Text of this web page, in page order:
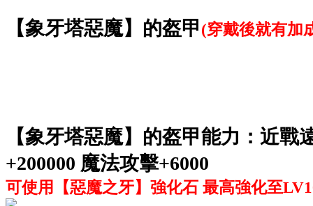
【象牙塔惡魔】的盔甲(穿戴後就有加
【象牙塔惡魔】的盔甲能力：近戰
+200000 魔法攻擊+6000
可使用 【惡魔之牙】強化石 最高強化至